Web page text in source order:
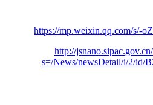
https://mp.weixin.qq.com/s/-
http://
s=/News/newsDetail/i/2/id/